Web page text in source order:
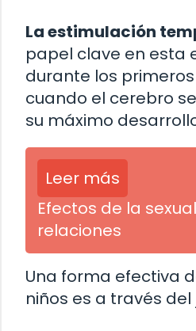
La estimulación
papel clave en esta
durante los
cuando el cerebro
su máximo
Leer más
Efectos de la
relaciones
Una forma efectiva
niños es a través del